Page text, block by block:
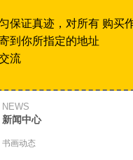
保证真迹，对所有 购买
到你所指定的地址
流
NEWS
新闻中心
书画动态